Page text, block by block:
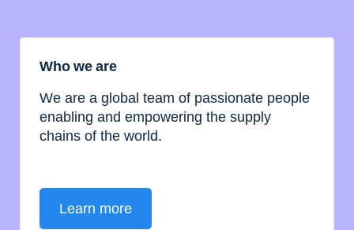
Who we are
We are a global team of passionate people
enabling and empowering the supply
chains of the world.
Learn more